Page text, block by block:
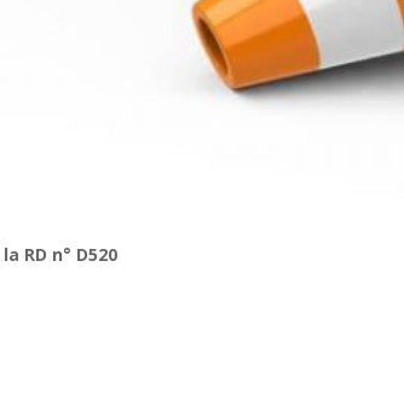
la RD n° D520